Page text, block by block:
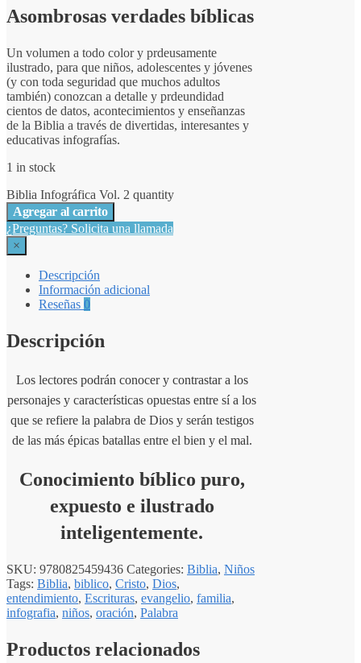
Asombrosas verdades bíblicas
Un volumen a todo color y prdeusamente
ilustrado, para que niños, adolescentes y jóvenes
(y con toda seguridad que muchos adultos
también) conozcan a detalle y prdeundidad
cientos de datos, acontecimientos y enseñanzas
de la Biblia a través de divertidas, interesantes y
educativas infografías.
1 in stock
Biblia Infográfica Vol. 2 quantity
Agregar al carrito
¿Preguntas? Solicita una llamada
×
Descripción
Información adicional
Reseñas 0
Descripción
Los lectores podrán conocer y contrastar a los
personajes y características opuestas entre sí a los
que se refiere la palabra de Dios y serán testigos
de las más épicas batallas entre el bien y el mal.
Conocimiento bíblico puro,
expuesto e ilustrado
inteligentemente.
SKU: 9780825459436 Categories: Biblia, Niños
Tags: Biblia, biblico, Cristo, Dios,
entendimiento, Escrituras, evangelio, familia,
infografia, niños, oración, Palabra
Productos relacionados